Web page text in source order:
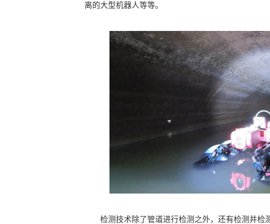
离的大型机器人等等。
检测技术除了管道进行检测之外，还有检测井检